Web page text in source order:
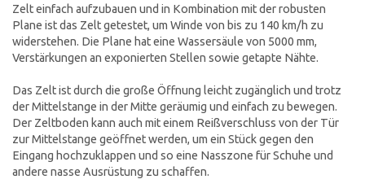
Zelt einfach aufzubauen und in Kombination mit der robusten
Plane ist das Zelt getestet, um Winde von bis zu 140 km/h zu
widerstehen. Die Plane hat eine Wassersäule von 5000 mm,
Verstärkungen an exponierten Stellen sowie getapte Nähte.
Das Zelt ist durch die große Öffnung leicht zugänglich und trotz
der Mittelstange in der Mitte geräumig und einfach zu bewegen.
Der Zeltboden kann auch mit einem Reißverschluss von der Tür
zur Mittelstange geöffnet werden, um ein Stück gegen den
Eingang hochzuklappen und so eine Nasszone für Schuhe und
andere nasse Ausrüstung zu schaffen.